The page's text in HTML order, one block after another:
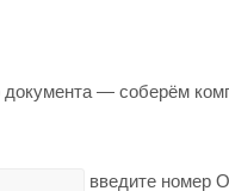
— соберём
введите номер